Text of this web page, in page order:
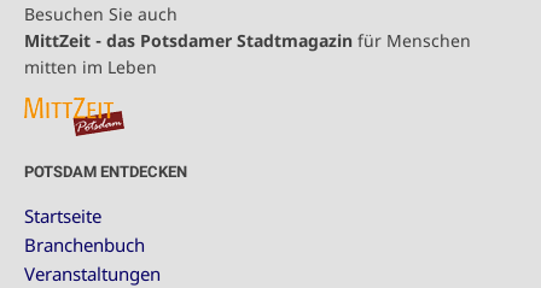
Besuchen Sie auch
MittZeit - das Potsdamer Stadtmagazin für Menschen
mitten im Leben
POTSDAM ENTDECKEN
Startseite
Branchenbuch
Veranstaltungen